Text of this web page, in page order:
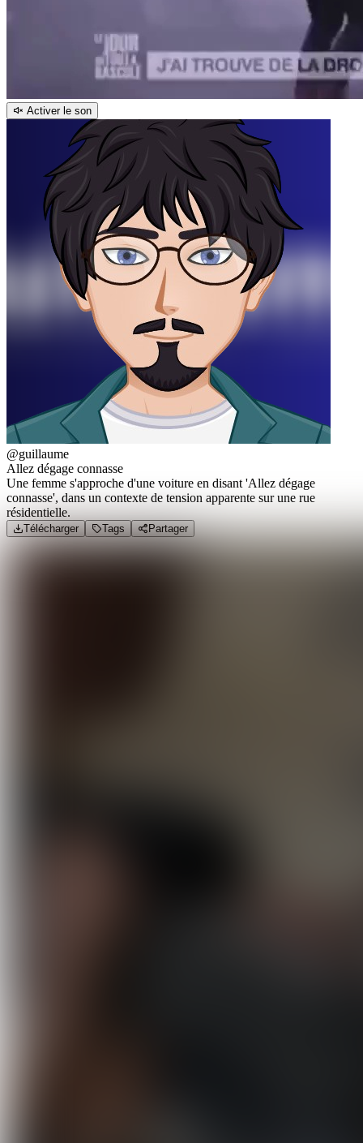
Activer le son
@guillaume
Allez dégage connasse
Une femme s'approche d'une voiture en disant 'Allez dégage
connasse', dans un contexte de tension apparente sur une rue
résidentielle.
Télécharger Tags Partager